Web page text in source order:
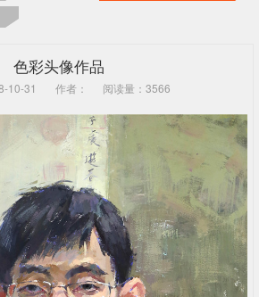
色彩头像作品
10-31 作者： 阅读量：3566